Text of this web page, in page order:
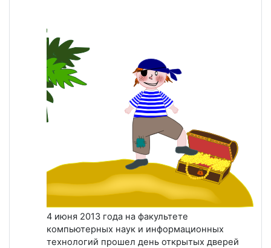
4 июня 2013 года на факультете
компьютерных наук и информационных
технологий прошел день открытых дверей